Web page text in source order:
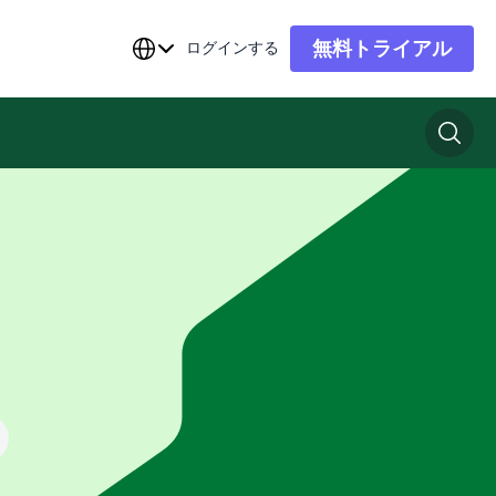
ログインする 無料トライアル